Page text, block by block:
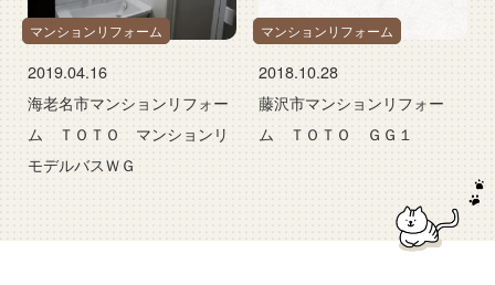
マンションリフォーム
2019.04.16
海老名市マンションリフォー
ム ＴＯＴＯ マンションリ
モデルバスＷＧ
マンションリフォーム
2018.10.28
藤沢市マンションリフォー
ム ＴＯＴＯ ＧＧ１